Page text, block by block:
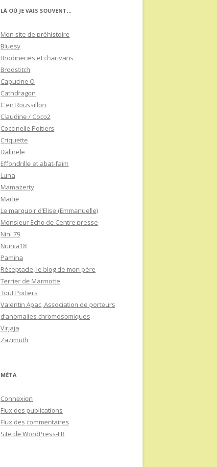
LÀ OÙ JE VAIS SOUVENT…
Mon site de préhistoire
Bluesy
Brodineries et charivaris
Brodstitch
Capucine O
Cathdragon
C en Roussillon
Claudine / Coco2
Coccinelle Poitiers
Criquette
Dalinele
Effondrille et abat-faim
Luna
Mamazerty
Marlie
Le marquoir d’Elise (Emmanuelle)
Monsieur Echo de Centre presse
Nini 79
Niunia18
Pamina
Réceptacle, le blog de mon père
Terrier de Marmotte
Tout Poitiers
Valentin Apac, Association de porteurs
d’anomalies chromosomiques
Virjaja
Zazimuth
MÉTA
Connexion
Flux des publications
Flux des commentaires
Site de WordPress-FR